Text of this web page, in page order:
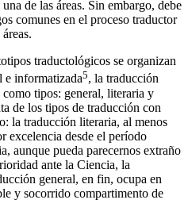
de las áreas. Sin embargo, debe
comunes en el proceso traductor
traductológicos se organizan
e informatizada5, la traducción
tipos: general, literaria y
de los tipos de traducción con
la traducción literaria, al menos
excelencia desde el período
aunque pueda parecernos extraño
ante la Ciencia, la
general, en fin, ocupa en
y socorrido compartimento de